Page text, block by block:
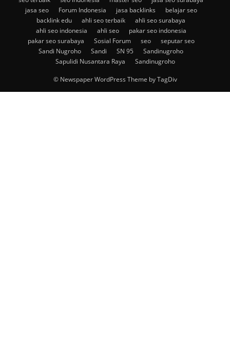
jasa seo
Forum Indonesia jasa backlinks
belajar seo
backlink edu
ahli seo terbaik
ahli seo surabaya
ahli seo indonesia
ahli seo
pakar seo indonesia
pakar seo surabaya
Sosial Forum seo
seputar seo
Sandi Nugroho
Sandi SN 95
Sandinugroho
Sapulidi Nusantara Raya
Sandinugroho
© Newspaper WordPress Theme by TagDiv